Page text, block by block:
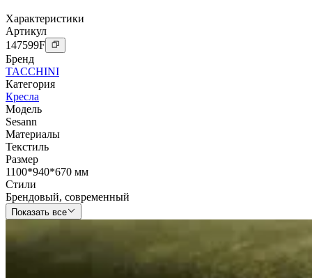
Характеристики
Артикул
147599F
Бренд
TACCHINI
Категория
Кресла
Модель
Sesann
Материалы
Текстиль
Размер
1100*940*670 мм
Стили
Брендовый, современный
Показать все